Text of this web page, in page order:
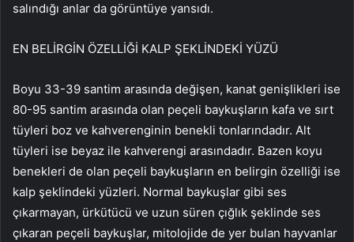
salındığı anlar da görüntüye yansıdı.
EN BELİRGİN ÖZELLİĞİ KALP ŞEKLİNDEKİ YÜZÜ
Boyu 33-39 santim arasında değişen, kanat genişlikleri ise
80-95 santim arasında olan peçeli baykuşların kafa ve sırt
tüyleri boz ve kahverenginin benekli tonlarındadır. Alt
tüyleri ise beyaz ile kahverengi arasındadır. Bazen koyu
benekleri de olan peçeli baykuşların en belirgin özelliği ise
kalp şeklindeki yüzleri. Normal baykuşlar gibi ses
çıkarmayan, ürkütücü ve uzun süren çığlık şeklinde ses
çıkaran peçeli baykuşlar, mitolojide de yer bulan hayvanlar